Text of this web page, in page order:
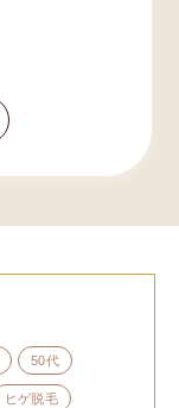
50代
ヒゲ脱毛